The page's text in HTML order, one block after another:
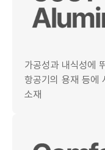
가공성과 내식성에
항공기의 용재 등에
소재